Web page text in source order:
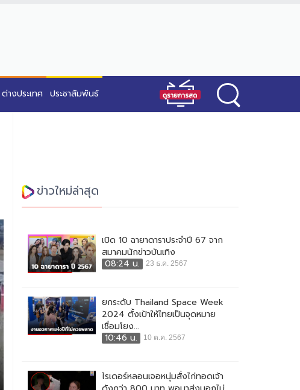
ต่างประเทศ ประชาสัมพันธ์
ข่าวใหม่ล่าสุด
เปิด 10 ฉายาดาราประจำปี 67 จาก
สมาคมนักข่าวบันเทิง
08:24 น.
23 ธ.ค. 2567
ยกระดับ Thailand Space Week
2024 ตั้งเป้าให้ไทยเป็นจุดหมาย
เชื่อมโยง...
10:46 น.
10 ต.ค. 2567
ไรเดอร์หลอนเจอหนุ่มสั่งไก่ทอดเจ้า